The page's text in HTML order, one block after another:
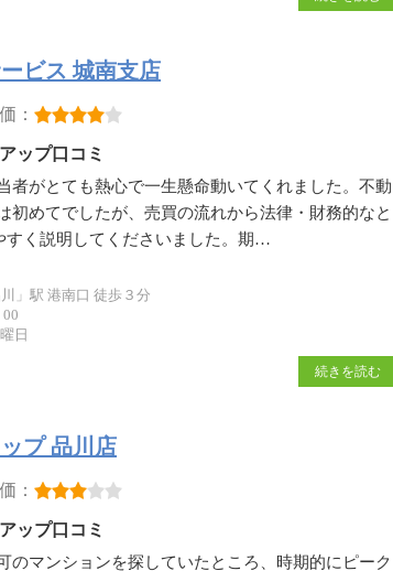
ビス 城南支店
：
ップ口コミ
者がとても熱心で一生懸命動いてくれました。不動
初めてでしたが、売買の流れから法律・財務的なと
すく説明してくださいました。期…
」駅 港南口 徒歩３分
日
続きを読む
プ 品川店
：
ップ口コミ
のマンションを探していたところ、時期的にピーク